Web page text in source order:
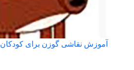
آموزش نقاشی گوزن برای کودکان